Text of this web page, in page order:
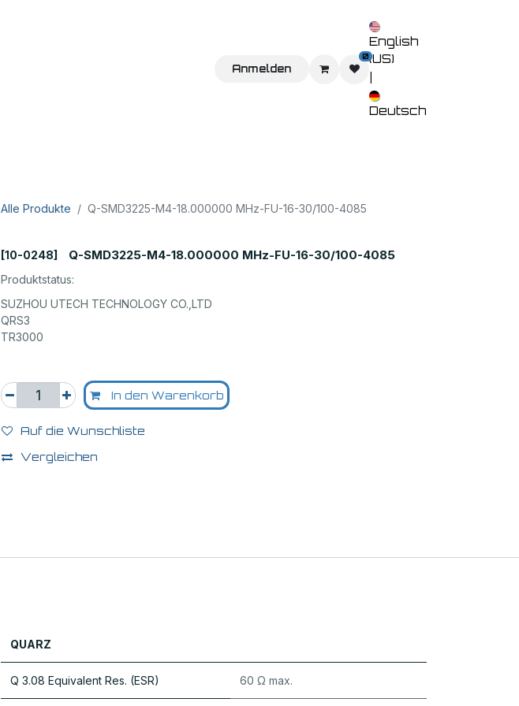
Home Shop Veranstaltungen
Anmelden
0
English
(US)
Deutsch
Alle Produkte Q-SMD3225-M4-18.000000 MHz-FU-16-30/100-4085
[10-0248] Q-SMD3225-M4-18.000000 MHz-FU-16-30/100-4085
Produktstatus:
SUZHOU UTECH TECHNOLOGY CO.,LTD
QRS3
TR3000
In den Warenkorb
Auf die Wunschliste
Vergleichen
QUARZ
Q 3.08 Equivalent Res. (ESR) 60 Ω max.